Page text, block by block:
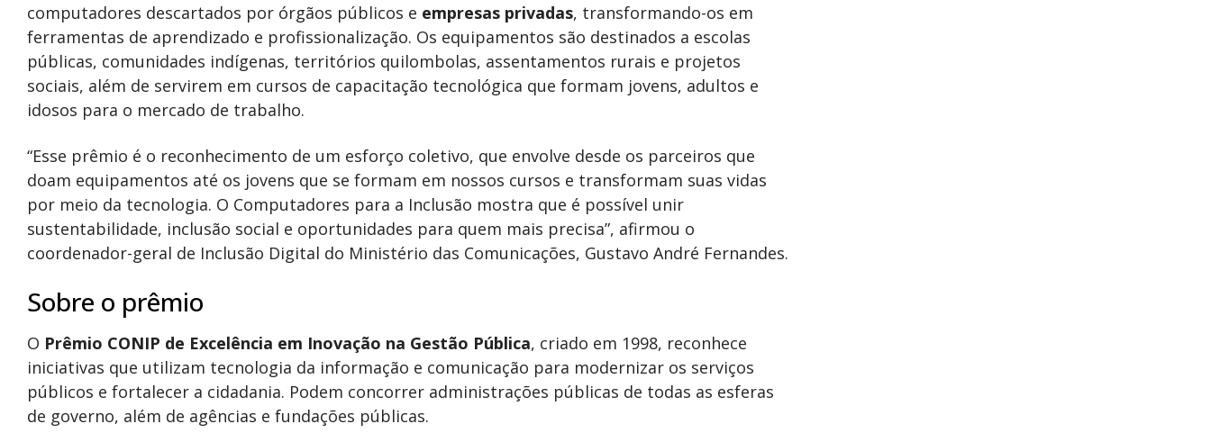
computadores descartados por órgãos públicos e empresas privadas, transformando-os em
ferramentas de aprendizado e profissionalização. Os equipamentos são destinados a escolas
públicas, comunidades indígenas, territórios quilombolas, assentamentos rurais e projetos
sociais, além de servirem em cursos de capacitação tecnológica que formam jovens, adultos e
idosos para o mercado de trabalho.
“Esse prêmio é o reconhecimento de um esforço coletivo, que envolve desde os parceiros que
doam equipamentos até os jovens que se formam em nossos cursos e transformam suas vidas
por meio da tecnologia. O Computadores para a Inclusão mostra que é possível unir
sustentabilidade, inclusão social e oportunidades para quem mais precisa”, afirmou o
coordenador-geral de Inclusão Digital do Ministério das Comunicações, Gustavo André Fernandes.
Sobre o prêmio
O Prêmio CONIP de Excelência em Inovação na Gestão Pública, criado em 1998, reconhece
iniciativas que utilizam tecnologia da informação e comunicação para modernizar os serviços
públicos e fortalecer a cidadania. Podem concorrer administrações públicas de todas as esferas
de governo, além de agências e fundações públicas.